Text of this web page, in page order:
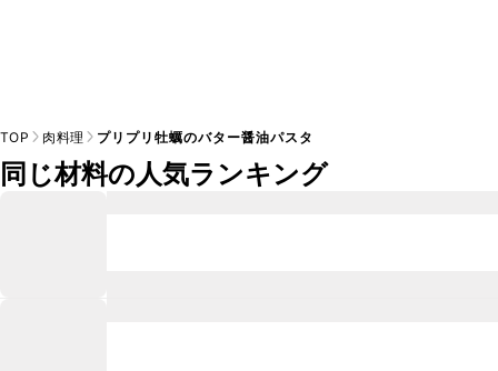
TOP 肉料理 プリプリ牡蠣のバター醤油パスタ
同じ材料の人気ランキング